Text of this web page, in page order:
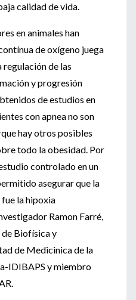
calidad de vida.
en animales han
de oxígeno juega
de las
y progresión
de estudios en
con apnea no son
hay otros posibles
todo la obesidad. Por
controlado en un
asegurar que la
la hipoxia
Ramon Farré,
Biofísica y
de Medicinica de la
IDIBAPS y miembro